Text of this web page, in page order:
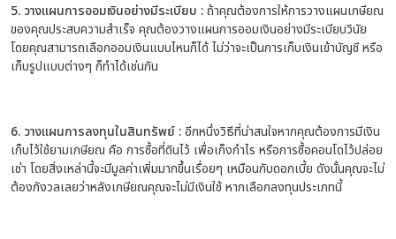
5. วางแผนการออมเงินอย่างมีระเบียบ :ถ้าคุณต้องการให้การวางแผนเกษียณ
ของคุณประสบความสำเร็จ คุณต้องวางแผนการออมเงินอย่างมีระเบียบวินัย
โดยคุณสามารถเลือกออมเงินแบบไหนก็ได้ ไม่ว่าจะเป็นการเก็บเงินเข้าบัญชี หรือ
เก็บรูปแบบต่างๆ ก็ทำได้เช่นกัน
6. วางแผนการลงทุนในสินทรัพย์ :อีกหนึ่งวิธีที่น่าสนใจหากคุณต้องการมีเงิน
เก็บไว้ใช้ยามเกษียณ คือ การซื้อที่ดินไว้ เพื่อเก็งกำไร หรือการซื้อคอนโดไว้ปล่อย
เช่า โดยสิ่งเหล่านี้จะมีมูลค่าเพิ่มมากขึ้นเรื่อยๆ เหมือนกับดอกเบี้ย ดังนั้นคุณจะไม่
ต้องกังวลเลยว่าหลังเกษียณคุณจะไม่มีเงินใช้ หากเลือกลงทุนประเภทนี้